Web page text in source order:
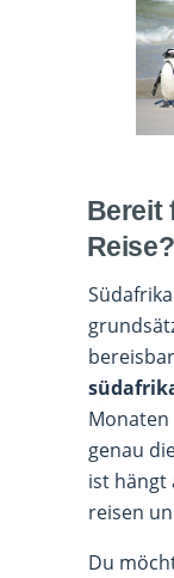
Bereit
Reise?
Monaten
genau
ist hängt
reisen
Du